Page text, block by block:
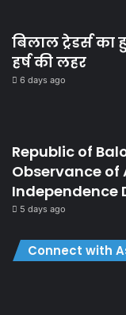
बिलाल ट्रेडर्स
हर्ष की लहर
6 days ago
Republic of
Observance of
Independence
5 days ago
Connect with